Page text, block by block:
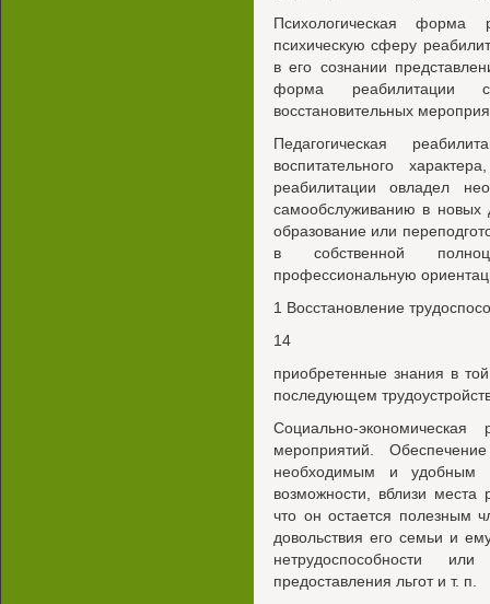
Психологическая
психическую сферу
в его сознании
форма реабилитации
восстановительных
Педагогическая
воспитательного
реабилитации овладел
самообслуживанию в новых
образование или
в собственной
профессиональную
1 Восстановление
14
приобретенные знания в
последующем
Социально-
мероприятий.
необходимым и удобным
возможности, вблизи
что он остается полезным
довольствия его семьи и
нетрудоспособности
предоставления льгот и т. п.